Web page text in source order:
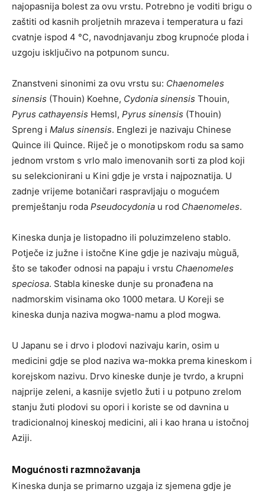
najopasnija bolest za ovu vrstu. Potrebno je voditi brigu o
zaštiti od kasnih proljetnih mrazeva i temperatura u fazi
cvatnje ispod 4 °C, navodnjavanju zbog krupnoće ploda i
uzgoju isključivo na potpunom suncu.
Znanstveni sinonimi za ovu vrstu su: Chaenomeles
sinensis (Thouin) Koehne, Cydonia sinensis Thouin,
Pyrus cathayensis Hemsl, Pyrus sinensis (Thouin)
Spreng i Malus sinensis. Englezi je nazivaju Chinese
Quince ili Quince. Riječ je o monotipskom rodu sa samo
jednom vrstom s vrlo malo imenovanih sorti za plod koji
su selekcionirani u Kini gdje je vrsta i najpoznatija. U
zadnje vrijeme botaničari raspravljaju o mogućem
premještanju roda Pseudocydonia u rod Chaenomeles.
Kineska dunja je listopadno ili poluzimzeleno stablo.
Potječe iz južne i istočne Kine gdje je nazivaju mùguā,
što se također odnosi na papaju i vrstu Chaenomeles
speciosa. Stabla kineske dunje su pronađena na
nadmorskim visinama oko 1000 metara. U Koreji se
kineska dunja naziva mogwa-namu a plod mogwa.
U Japanu se i drvo i plodovi nazivaju karin, osim u
medicini gdje se plod naziva wa-mokka prema kineskom i
korejskom nazivu. Drvo kineske dunje je tvrdo, a krupni
najprije zeleni, a kasnije svjetlo žuti i u potpuno zrelom
stanju žuti plodovi su opori i koriste se od davnina u
tradicionalnoj kineskoj medicini, ali i kao hrana u istočnoj
Aziji.
Mogućnosti razmnožavanja
Kineska dunja se primarno uzgaja iz sjemena gdje je